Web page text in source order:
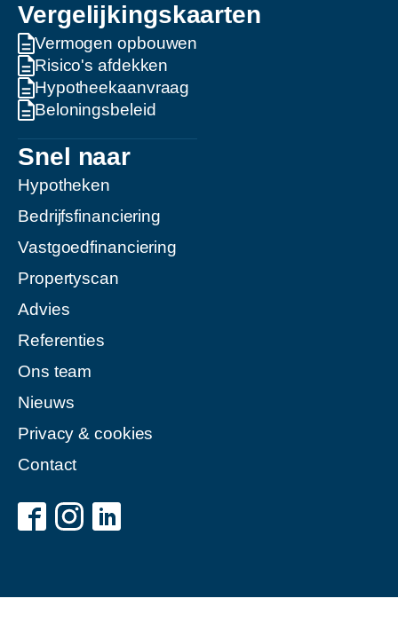
Vergelijkingskaarten
Vermogen opbouwen
Risico's afdekken
Hypotheekaanvraag
Beloningsbeleid
Snel naar
Hypotheken
Bedrijfsfinanciering
Vastgoedfinanciering
Propertyscan
Advies
Referenties
Ons team
Nieuws
Privacy & cookies
Contact